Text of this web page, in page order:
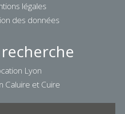
légales
des données
Lyon
Caluire et Cuire